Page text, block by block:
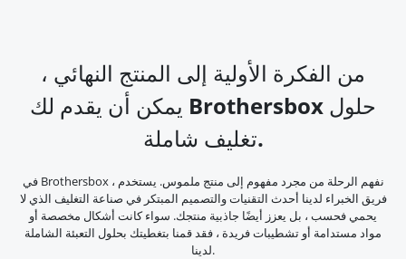
من الفكرة الأولية إلى المنتج النهائي ،
يمكن أن يقدم لك Brothersbox حلول
تغليف شاملة.
في Brothersbox ، نفهم الرحلة من مجرد مفهوم إلى منتج ملموس. يستخدم
فريق الخبراء لدينا أحدث التقنيات والتصميم المبتكر في صناعة التغليف الذي لا
يحمي فحسب ، بل يعزز أيضًا جاذبية منتجك. سواء كانت أشكال مخصصة أو
مواد مستدامة أو تشطيبات فريدة ، فقد قمنا بتغطيتك بحلول التعبئة الشاملة
لدينا.